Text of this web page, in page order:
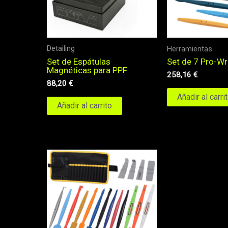
Detailing
Set de Espátulas
Magnéticas para PPF
88,20 €
Añadir al carrito
Herramientas
Set de 7 Pro-
258,16 €
Añadir al